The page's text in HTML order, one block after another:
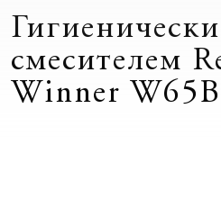
смесителем
Winner